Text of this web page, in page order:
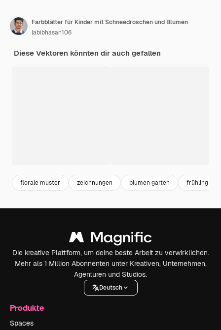
Farbblätter für Kinder mit Schneedroschen und Blumen
labibhasan106
Diese Vektoren könnten dir auch gefallen
florale muster zeichnungen blumen garten frühling
Die kreative Plattform, um deine beste Arbeit zu verwirklichen.
Mehr als 1 Million Abonnenten unter Kreativen, Unternehmen,
Agenturen und Studios.
Deutsch
Produkte
Spaces